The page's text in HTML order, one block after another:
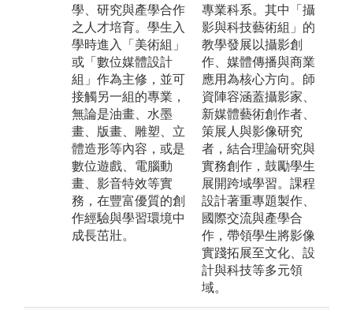
學、研究與產學合作
之人才培育。學生入
學時進入「美術組」
或「數位媒體設計
組」作為主修，並可
接觸另一組的專業，
無論是油畫、水墨
畫、版畫、雕塑、立
體造形等內容，或是
數位遊戲、電腦動
畫、影音特效等實
務，在豐富優質的創
作經驗與學習環境中
成長茁壯。
專業科系。其中「攝
影與科技藝術組」的
教學發展以攝影創
作、媒體傳播與商業
應用為核心方向。師
資陣容涵蓋攝影家、
新媒體藝術創作者、
策展人與影像研究
者，結合理論研究與
實務創作，鼓勵學生
展開跨域學習。課程
設計著重專題製作、
國際交流與產學合
作，帶領學生將影像
實踐拓展至文化、設
計與科技等多元領
域。